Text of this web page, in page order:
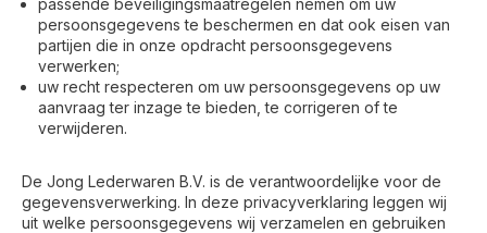
passende beveiligingsmaatregelen nemen om uw
persoonsgegevens te beschermen en dat ook eisen van
partijen die in onze opdracht persoonsgegevens
verwerken;
uw recht respecteren om uw persoonsgegevens op uw
aanvraag ter inzage te bieden, te corrigeren of te
verwijderen.
De Jong Lederwaren B.V. is de verantwoordelijke voor de
gegevensverwerking. In deze privacyverklaring leggen wij
uit welke persoonsgegevens wij verzamelen en gebruiken